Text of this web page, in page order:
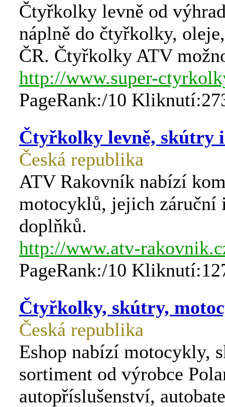
Čtyřkolky levně od
náplně do čtyřkolky,
ČR. Čtyřkolky ATV
http://www.super-
PageRank:/10
Čtyřkolky levně, skútry
Česká republika
ATV Rakovník nabízí
motocyklů, jejich záruční
doplňků.
http://www.atv-
PageRank:/10
Čtyřkolky, skútry,
Česká republika
Eshop nabízí motocykly,
sortiment od výrobce
autopříslušenství,